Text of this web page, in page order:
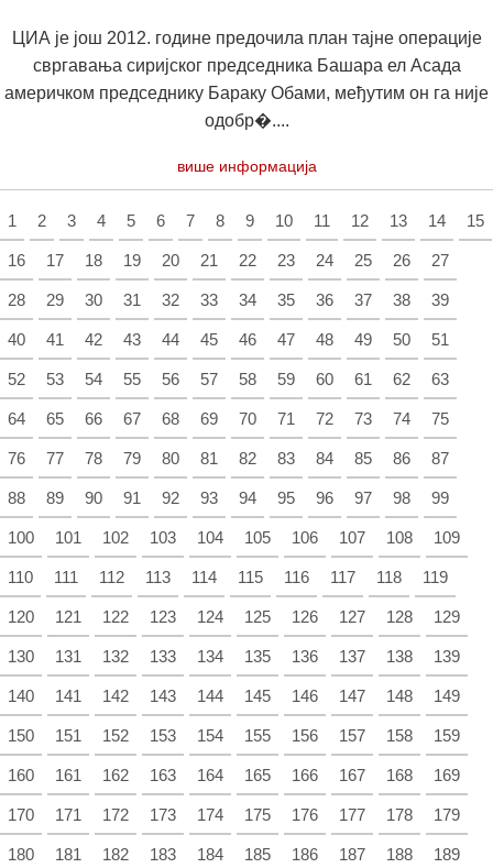
ЦИА је још 2012. године предочила план тајне операције
свргавања сиријског председника Башара ел Асада
америчком председнику Бараку Обами, међутим он га није
одобр�....
више информација
1 2 3 4 5 6 7 8 9 10 11 12 13 14 15
16 17 18 19 20 21 22 23 24 25 26 27
28 29 30 31 32 33 34 35 36 37 38 39
40 41 42 43 44 45 46 47 48 49 50 51
52 53 54 55 56 57 58 59 60 61 62 63
64 65 66 67 68 69 70 71 72 73 74 75
76 77 78 79 80 81 82 83 84 85 86 87
88 89 90 91 92 93 94 95 96 97 98 99
100 101 102 103 104 105 106 107 108 109
110 111 112 113 114 115 116 117 118 119
120 121 122 123 124 125 126 127 128 129
130 131 132 133 134 135 136 137 138 139
140 141 142 143 144 145 146 147 148 149
150 151 152 153 154 155 156 157 158 159
160 161 162 163 164 165 166 167 168 169
170 171 172 173 174 175 176 177 178 179
180 181 182 183 184 185 186 187 188 189